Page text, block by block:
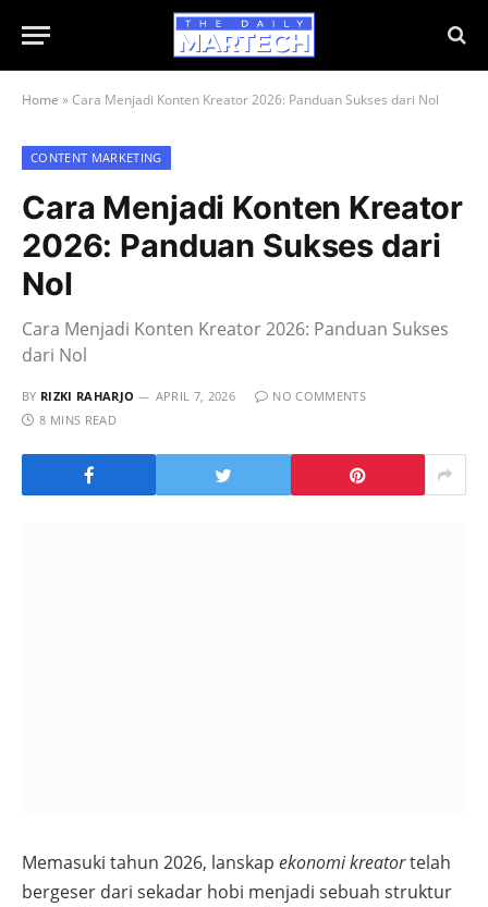
Home »Cara Menjadi Konten Kreator 2026: Panduan Sukses dari Nol
CONTENT MARKETING
Cara Menjadi Konten Kreator
2026: Panduan Sukses dari
Nol
Cara Menjadi Konten Kreator 2026: Panduan Sukses
dari Nol
BY RIZKI RAHARJO APRIL 7, 2026
NO COMMENTS
8 MINS READ
Memasuki tahun 2026, lanskap ekonomi kreatortelah
bergeser dari sekadar hobi menjadi sebuah struktur